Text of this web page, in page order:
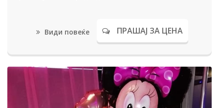
Види повеќе ПРАШАЈ ЗА ЦЕНА